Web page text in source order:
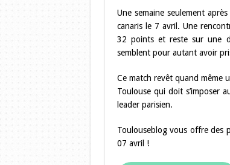
Une semaine seulement
canaris le 7 avril. Une
32 points et reste sur une
semblent pour autant avoir
Ce match revêt quand même
Toulouse qui doit s’imposer
leader parisien.
Toulouseblog vous offre des
07 avril !